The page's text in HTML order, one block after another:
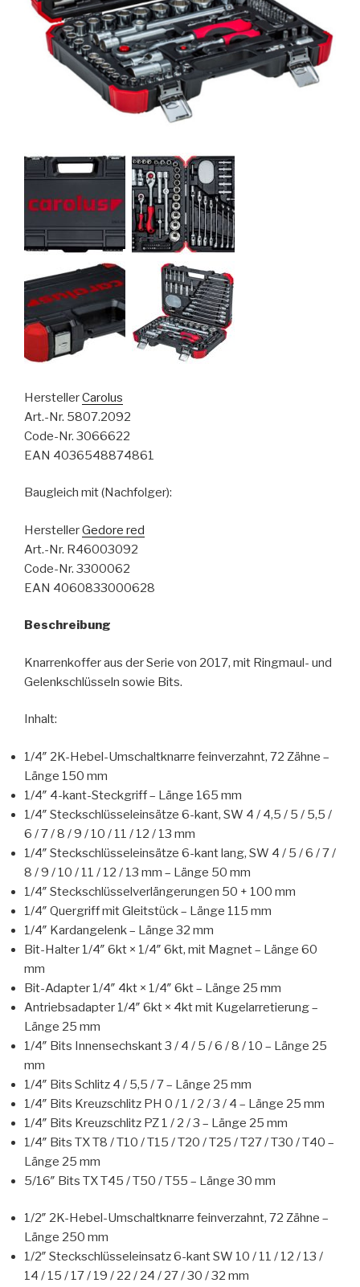
HerstellerCarolus
Art.-Nr. 5807.2092
Code-Nr. 3066622
EAN 4036548874861
Baugleich mit (Nachfolger):
HerstellerGedore red
Art.-Nr. R46003092
Code-Nr. 3300062
EAN 4060833000628
Beschreibung
Knarrenkoffer aus der Serie von 2017, mit Ringmaul- und
Gelenkschlüsseln sowie Bits.
Inhalt:
1/4″ 2K-Hebel-Umschaltknarre feinverzahnt, 72 Zähne –
Länge 150 mm
1/4″ 4-kant-Steckgriff – Länge 165 mm
1/4″ Steckschlüsseleinsätze 6-kant, SW 4 / 4,5 / 5 / 5,5 /
6 / 7 / 8 / 9 / 10 / 11 / 12 / 13 mm
1/4″ Steckschlüsseleinsätze 6-kant lang, SW 4 / 5 / 6 / 7 /
8 / 9 / 10 / 11 / 12 / 13 mm – Länge 50 mm
1/4″ Steckschlüsselverlängerungen 50 + 100 mm
1/4″ Quergriff mit Gleitstück – Länge 115 mm
1/4″ Kardangelenk – Länge 32 mm
Bit-Halter 1/4″ 6kt × 1/4″ 6kt, mit Magnet – Länge 60
mm
Bit-Adapter 1/4″ 4kt × 1/4″ 6kt – Länge 25 mm
Antriebsadapter 1/4″ 6kt × 4kt mit Kugelarretierung –
Länge 25 mm
1/4″ Bits Innensechskant 3 / 4 / 5 / 6 / 8 / 10 – Länge 25
mm
1/4″ Bits Schlitz 4 / 5,5 / 7 – Länge 25 mm
1/4″ Bits Kreuzschlitz PH 0 / 1 / 2 / 3 / 4 – Länge 25 mm
1/4″ Bits Kreuzschlitz PZ 1 / 2 / 3 – Länge 25 mm
1/4″ Bits TX T8 / T10 / T15 / T20 / T25 / T27 / T30 / T40 –
Länge 25 mm
5/16″ Bits TX T45 / T50 / T55 – Länge 30 mm
1/2″ 2K-Hebel-Umschaltknarre feinverzahnt, 72 Zähne –
Länge 250 mm
1/2″ Steckschlüsseleinsatz 6-kant SW 10 / 11 / 12 / 13 /
14 / 15 / 17 / 19 / 22 / 24 / 27 / 30 / 32 mm